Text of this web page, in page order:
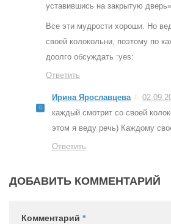
уставившись на закрытую дверь».
Все эти мудрости хороши. Но
своей колокольни, поэтому по
доолго обсуждать :yes:
Ответить
Ирина Ярославцева
каждый смотрит со своей
этом я веду речь) Каждому
Ответить
ДОБАВИТЬ КОММЕНТАРИЙ
Комментарий *